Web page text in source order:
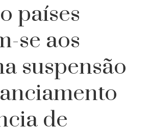
países
se aos
suspensão
de